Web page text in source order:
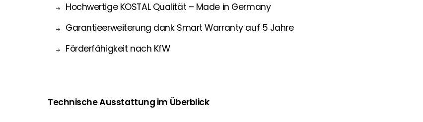
Hochwertige KOSTAL Qualität – Made in Germany
Garantieerweiterung dank Smart Warranty auf 5 Jahre
Förderfähigkeit nach KfW
Technische Ausstattung im Überblick